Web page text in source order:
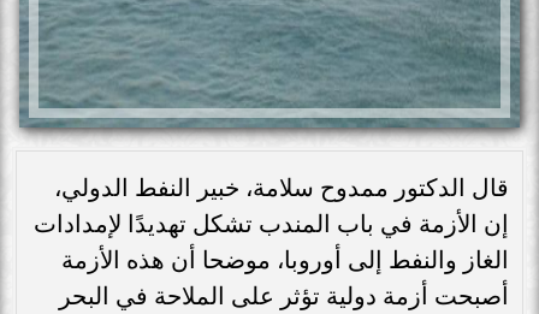
قال الدكتور ممدوح سلامة، خبير النفط الدولي،
إن الأزمة في باب المندب تشكل تهديدًا لإمدادات
الغاز والنفط إلى أوروبا، موضحا أن هذه الأزمة
أصبحت أزمة دولية تؤثر على الملاحة في البحر